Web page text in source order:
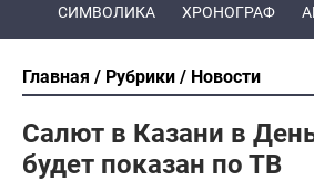
СИМВОЛИКА ХРОНОГРАФ
Главная Рубрики Новости
Салют в Казани в
будет показан по ТВ